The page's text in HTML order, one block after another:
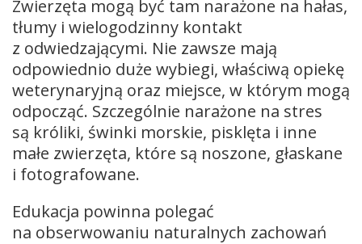
Zwierzęta mogą być tam narażone na hałas,
tłumy i wielogodzinny kontakt
z odwiedzającymi. Nie zawsze mają
odpowiednio duże wybiegi, właściwą opiekę
weterynaryjną oraz miejsce, w którym mogą
odpocząć. Szczególnie narażone na stres
są króliki, świnki morskie, pisklęta i inne
małe zwierzęta, które są noszone, głaskane
i fotografowane.
Edukacja powinna polegać
na obserwowaniu naturalnych zachowań